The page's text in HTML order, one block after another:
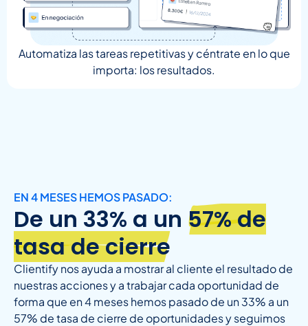
Automatiza las tareas repetitivas y céntrate en lo que
importa: los resultados.
EN 4 MESES HEMOS PASADO:
De un 33% a un 57% de
tasa de cierre
Clientify nos ayuda a mostrar al cliente el resultado de
nuestras acciones y a trabajar cada oportunidad de
forma que en 4 meses hemos pasado de un 33% a un
57% de tasa de cierre de oportunidades y seguimos